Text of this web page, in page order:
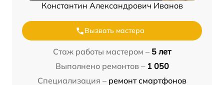
Константин Александрович Иванов
Вызвать мастера
Стаж работы мастером – 5 лет
Выполнено ремонтов – 1 050
Специализация – ремонт смартфонов